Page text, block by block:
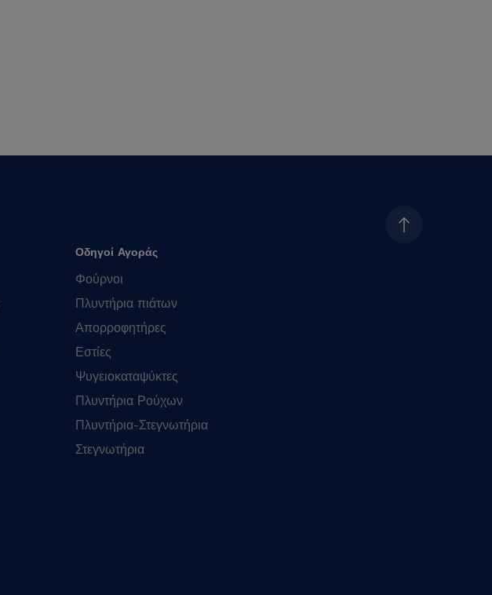
Οδηγοί Αγοράς
Φούρνοι
Πλυντήρια πιάτων
Απορροφητήρες
Εστίες
Ψυγειοκαταψύκτες
Πλυντήρια Ρούχων
Πλυντήρια-Στεγνωτήρια
Στεγνωτήρια